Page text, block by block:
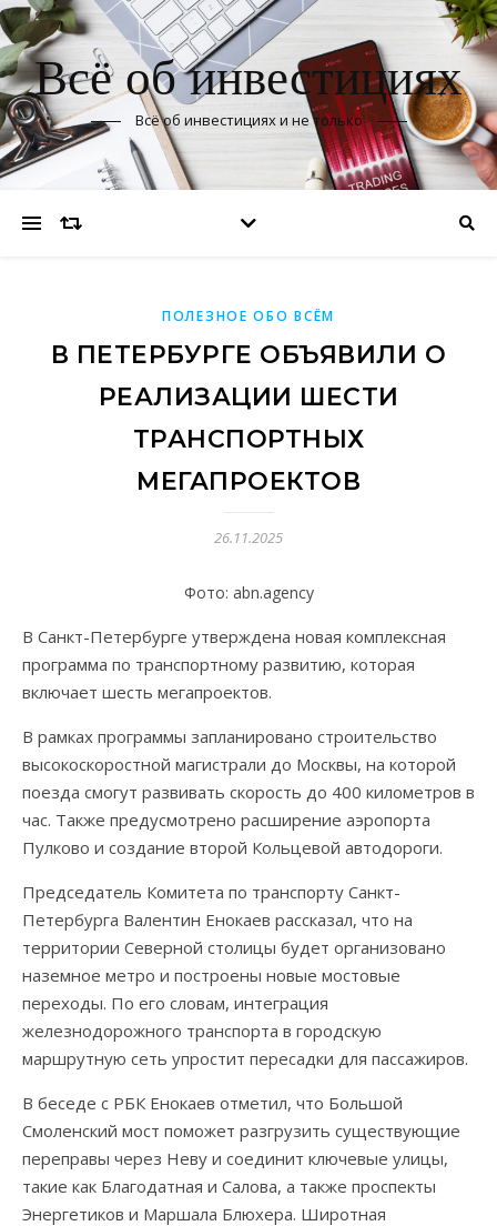
Всё об инвестициях
Всё об инвестициях и не только
ПОЛЕЗНОЕ ОБО ВСЁМ
В ПЕТЕРБУРГЕ ОБЪЯВИЛИ О
РЕАЛИЗАЦИИ ШЕСТИ
ТРАНСПОРТНЫХ
МЕГАПРОЕКТОВ
26.11.2025
Фото: abn.agency
В Санкт-Петербурге утверждена новая комплексная
программа по транспортному развитию, которая
включает шесть мегапроектов.
В рамках программы запланировано строительство
высокоскоростной магистрали до Москвы, на которой
поезда смогут развивать скорость до 400 километров в
час. Также предусмотрено расширение аэропорта
Пулково и создание второй Кольцевой автодороги.
Председатель Комитета по транспорту Санкт-
Петербурга Валентин Енокаев рассказал, что на
территории Северной столицы будет организовано
наземное метро и построены новые мостовые
переходы. По его словам, интеграция
железнодорожного транспорта в городскую
маршрутную сеть упростит пересадки для пассажиров.
В беседе с РБК Енокаев отметил, что Большой
Смоленский мост поможет разгрузить существующие
переправы через Неву и соединит ключевые улицы,
такие как Благодатная и Салова, а также проспекты
Энергетиков и Маршала Блюхера. Широтная